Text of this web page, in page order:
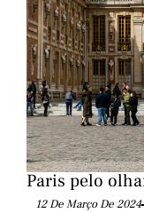
Paris pelo
12 De Março De 2024